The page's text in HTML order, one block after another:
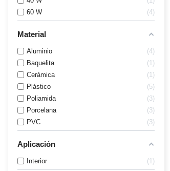
60 W
4
Material
Aluminio
4
Baquelita
1
Cerámica
1
Plástico
5
Poliamida
3
Porcelana
3
PVC
3
Aplicación
Interior 1